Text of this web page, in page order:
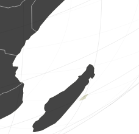
1 aves (7 de ago. de 2026 13:55:44)
www.faune-france.org
1 mariposa nocturna
www.faune-france.org
1 mamífero
www.faune-france.org
4 aves (7 de ago. de 2026 13:55:40)
www.ornitho.it
2 aves (7 de ago. de 2026 13:55:36)
www.ornitho.de
1 mariposa nocturna (7 de ago. de 2026 13:55:34)
www.faune-france.org
3 aves (7 de ago. de 2026 13:55:33)